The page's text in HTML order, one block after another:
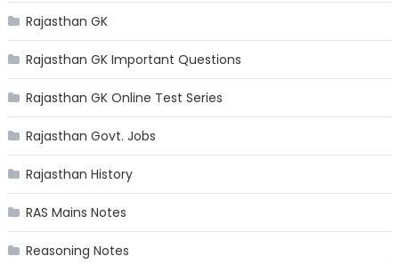
Rajasthan GK
Rajasthan GK Important Questions
Rajasthan GK Online Test Series
Rajasthan Govt. Jobs
Rajasthan History
RAS Mains Notes
Reasoning Notes